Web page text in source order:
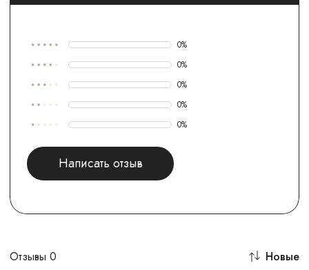
0%
0%
0%
0%
0%
Написать отзыв
Отзывы 0 Новые